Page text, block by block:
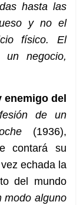
hasta las
y no el
físico. El
un negocio,
del
de un
(1936),
contará su
echada la
del mundo
modo alguno